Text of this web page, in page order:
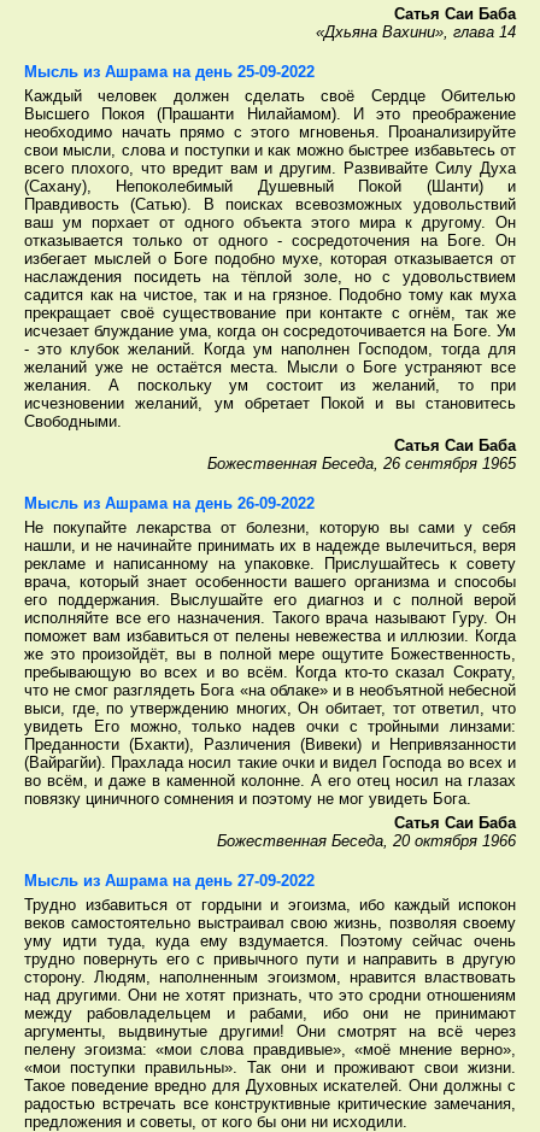
Сатья Саи Баба
«Дхьяна Вахини», глава 14
Мысль из Ашрама на день 25-09-2022
Каждый человек должен сделать своё Сердце Обителью
Высшего Покоя (Прашанти Нилайамом). И это преображение
необходимо начать прямо с этого мгновенья. Проанализируйте
свои мысли, слова и поступки и как можно быстрее избавьтесь от
всего плохого, что вредит вам и другим. Развивайте Силу Духа
(Сахану), Непоколебимый Душевный Покой (Шанти) и
Правдивость (Сатью). В поисках всевозможных удовольствий
ваш ум порхает от одного объекта этого мира к другому. Он
отказывается только от одного - сосредоточения на Боге. Он
избегает мыслей о Боге подобно мухе, которая отказывается от
наслаждения посидеть на тёплой золе, но с удовольствием
садится как на чистое, так и на грязное. Подобно тому как муха
прекращает своё существование при контакте с огнём, так же
исчезает блуждание ума, когда он сосредоточивается на Боге. Ум
- это клубок желаний. Когда ум наполнен Господом, тогда для
желаний уже не остаётся места. Мысли о Боге устраняют все
желания. А поскольку ум состоит из желаний, то при
исчезновении желаний, ум обретает Покой и вы становитесь
Свободными.
Сатья Саи Баба
Божественная Беседа, 26 сентября 1965
Мысль из Ашрама на день 26-09-2022
Не покупайте лекарства от болезни, которую вы сами у себя
нашли, и не начинайте принимать их в надежде вылечиться, веря
рекламе и написанному на упаковке. Прислушайтесь к совету
врача, который знает особенности вашего организма и способы
его поддержания. Выслушайте его диагноз и с полной верой
исполняйте все его назначения. Такого врача называют Гуру. Он
поможет вам избавиться от пелены невежества и иллюзии. Когда
же это произойдёт, вы в полной мере ощутите Божественность,
пребывающую во всех и во всём. Когда кто-то сказал Сократу,
что не смог разглядеть Бога «на облаке» и в необъятной небесной
выси, где, по утверждению многих, Он обитает, тот ответил, что
увидеть Его можно, только надев очки с тройными линзами:
Преданности (Бхакти), Различения (Вивеки) и Непривязанности
(Вайрагйи). Прахлада носил такие очки и видел Господа во всех и
во всём, и даже в каменной колонне. А его отец носил на глазах
повязку циничного сомнения и поэтому не мог увидеть Бога.
Сатья Саи Баба
Божественная Беседа, 20 октября 1966
Мысль из Ашрама на день 27-09-2022
Трудно избавиться от гордыни и эгоизма, ибо каждый испокон
веков самостоятельно выстраивал свою жизнь, позволяя своему
уму идти туда, куда ему вздумается. Поэтому сейчас очень
трудно повернуть его с привычного пути и направить в другую
сторону. Людям, наполненным эгоизмом, нравится властвовать
над другими. Они не хотят признать, что это сродни отношениям
между рабовладельцем и рабами, ибо они не принимают
аргументы, выдвинутые другими! Они смотрят на всё через
пелену эгоизма: «мои слова правдивые», «моё мнение верно»,
«мои поступки правильны». Так они и проживают свои жизни.
Такое поведение вредно для Духовных искателей. Они должны с
радостью встречать все конструктивные критические замечания,
предложения и советы, от кого бы они ни исходили.